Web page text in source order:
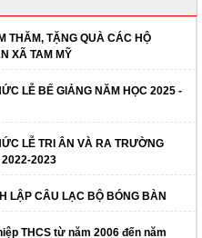
THĂM, TẶNG QUÀ CÁC HỘ
XÃ TAM MỸ
LỄ BẾ GIẢNG NĂM HỌC 2025 -
LỄ TRI ÂN VÀ RA TRƯỜNG
2022-2023
LẬP CÂU LẠC BỘ BÓNG BÀN
THCS từ năm 2006 đến năm